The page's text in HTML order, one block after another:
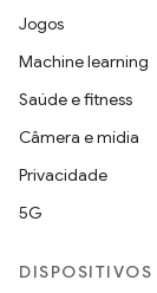
Jogos
Machine learning
Saúde e fitness
Câmera e mídia
Privacidade
5G